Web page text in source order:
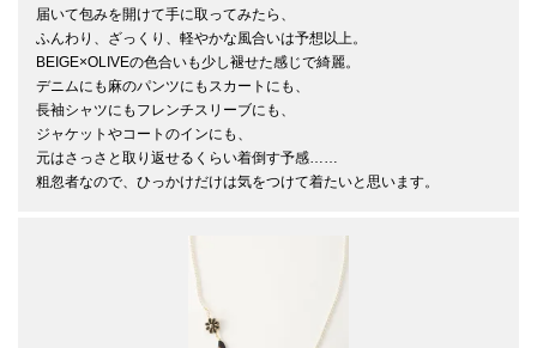
届いて包みを開けて手に取ってみたら、
ふんわり、ざっくり、軽やかな風合いは予想以上。
BEIGE×OLIVEの色合いも少し褪せた感じで綺麗。
デニムにも麻のパンツにもスカートにも、
長袖シャツにもフレンチスリーブにも、
ジャケットやコートのインにも、
元はさっさと取り返せるくらい着倒す予感……
粗忽者なので、ひっかけだけは気をつけて着たいと思います。